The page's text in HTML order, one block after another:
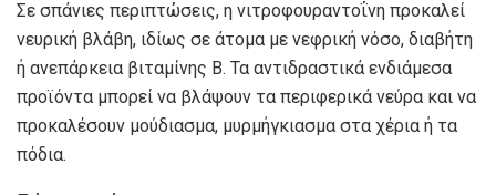
Σε σπάνιες περιπτώσεις, η νιτροφουραντοΐνη προκαλεί
νευρική βλάβη, ιδίως σε άτομα με νεφρική νόσο, διαβήτη
ή ανεπάρκεια βιταμίνης Β. Τα αντιδραστικά ενδιάμεσα
προϊόντα μπορεί να βλάψουν τα περιφερικά νεύρα και να
προκαλέσουν μούδιασμα, μυρμήγκιασμα στα χέρια ή τα
πόδια.